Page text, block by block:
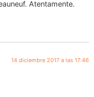
Atentamente.
14 diciembre 2017 a las 17:46